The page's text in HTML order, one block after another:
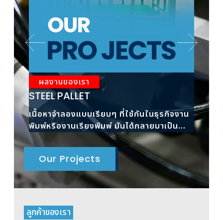
ผลงานของเรา
STEEL PALLET
เนื้อหาจำลองแบบเรียบๆ ที่ใช้กันในธุรกิจงาน
พิมพ์หรืองานเรียงพิมพ์ มันได้กลายมาเป็น
เนื้อหาจำลองมาตรฐาน
เนื้อ
Our Projects
ลูกค้าของเรา